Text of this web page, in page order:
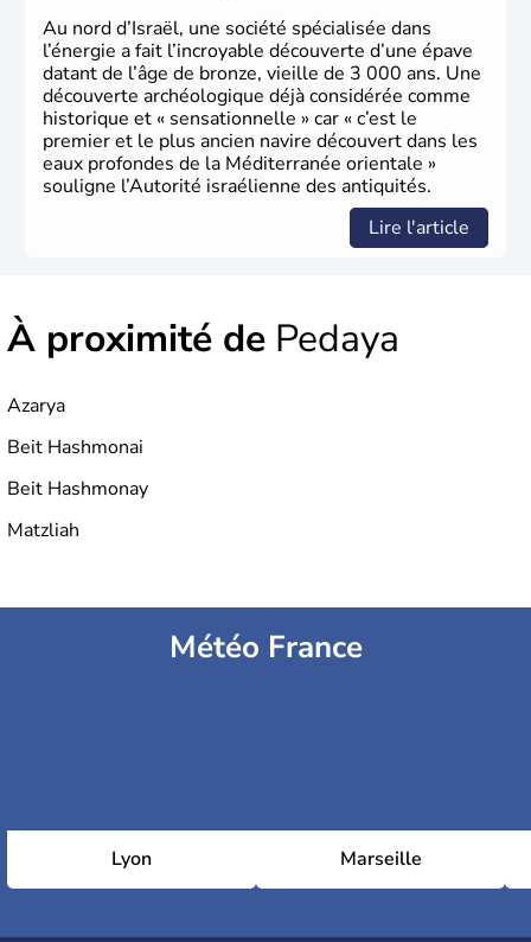
Au nord d’Israël, une société spécialisée dans
l’énergie a fait l’incroyable découverte d’une épave
datant de l’âge de bronze, vieille de 3 000 ans. Une
découverte archéologique déjà considérée comme
historique et « sensationnelle » car « c’est le
premier et le plus ancien navire découvert dans les
eaux profondes de la Méditerranée orientale »
souligne l’Autorité israélienne des antiquités.
Lire l'article
À proximité de Pedaya
Azarya
Beit Hashmonai
Beit Hashmonay
Matzliah
Météo France
Lyon Marseille